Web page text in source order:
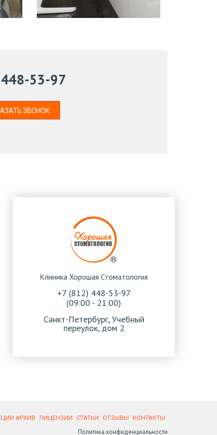
53-97
ЗВОНОК
Клиника Хорошая Стоматология
+7 (812) 448-53-97
(09:00 - 21:00)
Санкт-Петербург, Учебный
переулок, дом 2
АРХИВ ЛИЦЕНЗИИ СТАТЬИ ОТЗЫВЫ КОНТАКТЫ
Политика конфиденциальности